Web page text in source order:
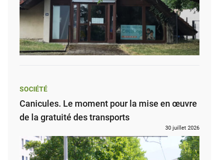
SOCIÉTÉ
Canicules. Le moment pour la mise en œuvre
de la gratuité des transports
30 juillet 2026